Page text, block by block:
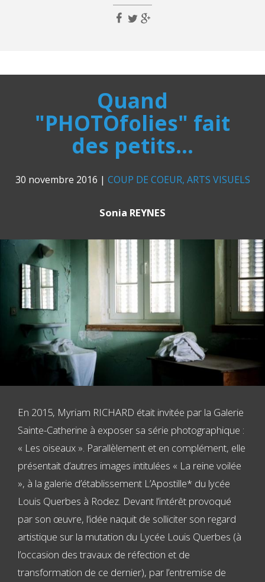
Quand
"PHOTOfolies" fait
des petits...
30 novembre 2016 | COUP DE COEUR ARTS VISUELS
Sonia REYNES
En 2015, Myriam RICHARD était invitée par la Galerie
Sainte-Catherine à exposer sa série photographique :
« Les oiseaux ». Parallèlement et en complément, elle
présentait d’autres images intitulées « La reine voilée
», à la galerie d’établissement L’Apostille* du lycée
Louis Querbes à Rodez. Devant l’intérêt provoqué
par son œuvre, l’idée naquit de solliciter son regard
artistique sur la mutation du Lycée Louis Querbes (à
l’occasion des travaux de réfection et de
transformation de ce dernier), par l’entremise de